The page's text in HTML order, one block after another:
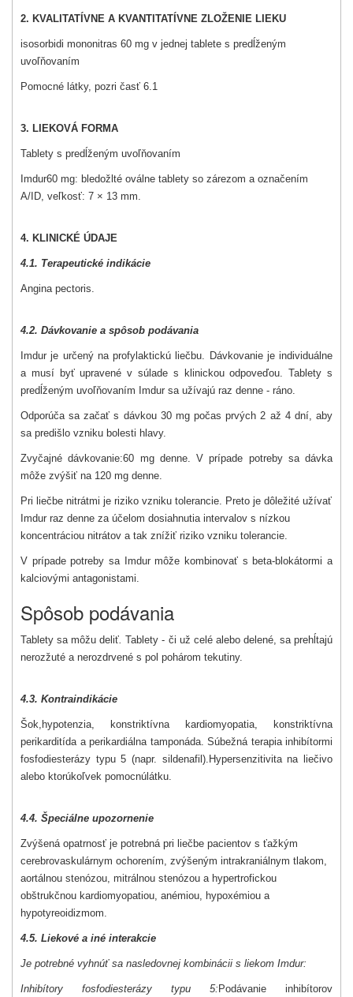
2. KVALITATÍVNE A KVANTITATÍVNE ZLOŽENIE LIEKU
isosorbidi mononitras 60 mg v jednej tablete s predĺženým
uvoľňovaním
Pomocné látky, pozri časť 6.1
3. LIEKOVÁ FORMA
Tablety s predĺženým uvoľňovaním
Imdur60 mg: bledožlté oválne tablety so zárezom a označením
A/ID, veľkosť: 7 × 13 mm.
4. KLINICKÉ ÚDAJE
4.1. Terapeutické indikácie
Angina pectoris.
4.2. Dávkovanie a spôsob podávania
Imdur je určený na profylaktickú liečbu. Dávkovanie je individuálne
a musí byť upravené v súlade s klinickou odpoveďou. Tablety s
predĺženým uvoľňovaním Imdur sa užívajú raz denne - ráno.
Odporúča sa začať s dávkou 30 mg počas prvých 2 až 4 dní, aby
sa predišlo vzniku bolesti hlavy.
Zvyčajné dávkovanie:60 mg denne. V prípade potreby sa dávka
môže zvýšiť na 120 mg denne.
Pri liečbe nitrátmi je riziko vzniku tolerancie. Preto je dôležité užívať
Imdur raz denne za účelom dosiahnutia intervalov s nízkou
koncentráciou nitrátov a tak znížiť riziko vzniku tolerancie.
V prípade potreby sa Imdur môže kombinovať s beta-blokátormi a
kalciovými antagonistami.
Spôsob podávania
Tablety sa môžu deliť. Tablety - či už celé alebo delené, sa prehĺtajú
nerozžuté a nerozdrvené s pol pohárom tekutiny.
4.3. Kontraindikácie
Šok, hypotenzia, konstriktívna kardiomyopatia, konstriktívna
perikarditída a perikardiálna tamponáda. Súbežná terapia inhibítormi
fosfodiesterázy typu 5 (napr. sildenafil). Hypersenzitivita na liečivo
alebo ktorúkoľvek pomocnú látku.
4.4. Špeciálne upozornenie
Zvýšená opatrnosť je potrebná pri liečbe pacientov s ťažkým
cerebrovaskulárnym ochorením, zvýšeným intrakraniálnym tlakom,
aortálnou stenózou, mitrálnou stenózou a hypertrofickou
obštrukčnou kardiomyopatiou, anémiou, hypoxémiou a
hypotyreoidizmom.
4.5. Liekové a iné interakcie
Je potrebné vyhnúť sa nasledovnej kombinácii s liekom Imdur:
Inhibítory fosfodiesterázy typu 5: Podávanie inhibítorov